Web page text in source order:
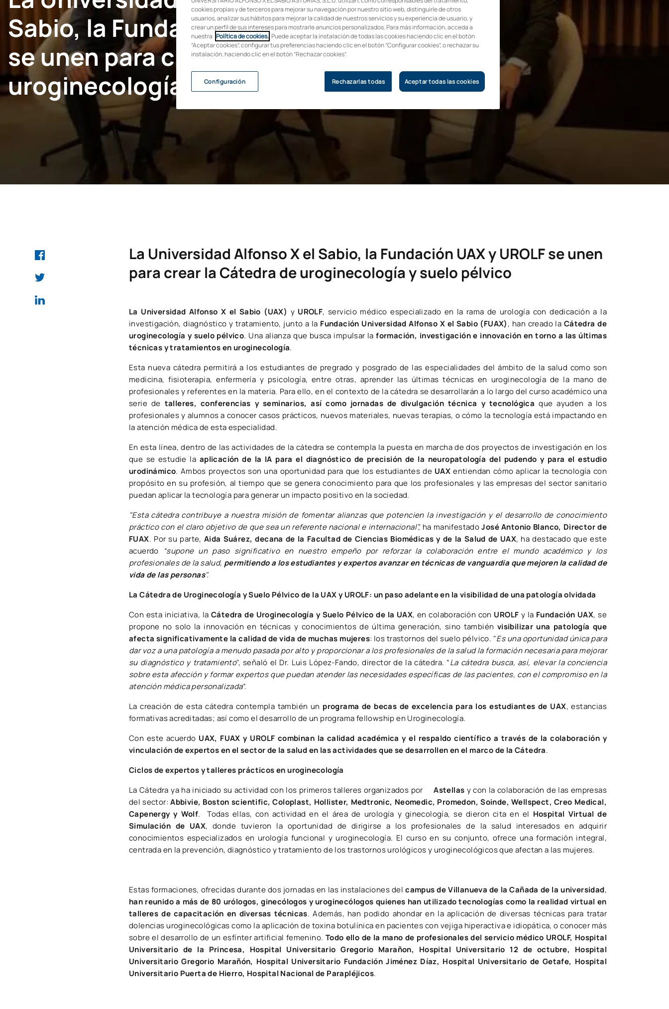
Sabio, la F​undación ​UAX y UROLF
se unen para crear la Cátedra de
uroginecología y suelo pélvico
La Universidad Alfonso X el Sabio, la F​undación ​UAX y UROLF se unen
para crear la Cátedra de uroginecología y suelo pélvico
La Universidad Alfonso X el Sabio (UAX) yUROLF, servicio médico especializado en la rama de urología con dedicación a la
investigación, diagnóstico y tratamiento, junto a la Fundación Universidad Alfonso X el Sabio (FUAX), han creado la Cátedra de
uroginecología y suelo pélvico. Una alianza que busca impulsar la formación, investigación e innovación en torno a las últimas
técnicas y tratamientos en uroginecología.
Esta nueva cátedra permitirá a los estudiantes de pregrado y posgrado de las especialidades del ámbito de la salud como son
medicina, fisioterapia, enfermería y psicología, entre otras, aprender las últimas técnicas en uroginecología de la mano de
profesionales y referentes en la materia. Para ello, en el contexto de la cátedra se desarrollarán a lo largo del curso académico una
serie de talleres, conferencias y seminarios, así como jornadas de divulgación técnica y tecnológica que ayuden a los
profesionales y alumnos a conocer casos prácticos, nuevos materiales, nuevas terapias, o cómo la tecnología está impactando en
la atención médica de esta especialidad.
En esta línea, dentro de las actividades de la cátedra se contempla la puesta en marcha de dos proyectos de investigación en los
que se estudie la aplicación de la IA para el diagnóstico de precisión de la neuropatología del pudendo y para el estudio
urodinámico. Ambos proyectos son una oportunidad para que los estudiantes de UAX entiendan cómo aplicar la tecnología con
propósito en su profesión, al tiempo que se genera conocimiento para que los profesionales y las empresas del sector sanitario
puedan aplicar la tecnología para generar un impacto positivo en la sociedad.
"Esta cátedra contribuye a nuestra misión de fomentar alianzas que potencien la investigación y el desarrollo de conocimiento
práctico con el claro objetivo de que sea un referente nacional e internacional”, ha manifestadoJosé Antonio Blanco, Director de
FUAX. Por su parte, Aida Suárez, decana de la Facultad de Ciencias Biomédicas y de la Salud de UAX, ha destacado que este
acuerdo
“supone un paso significativo en nuestro empeño por reforzar la colaboración entre el mundo académico y los
profesionales de la salud, permitiendo a los estudiantes y expertos avanzar en técnicas de vanguardia que mejoren la calidad de
vida de las personas".
La Cátedra de Uroginecología y Suelo Pélvico de la UAX y UROLF: un paso adelante en la visibilidad de una patología olvidada
Con esta iniciativa, la Cátedra de Uroginecología y Suelo Pélvico de la UAX, en colaboración con UROLF y la Fundación UAX, se
propone no solo la innovación en técnicas y conocimientos de última generación, sino también visibilizar una patología que
afecta significativamente la calidad de vida de muchas mujeres: los trastornos del suelo pélvico. "Es una oportunidad única para
dar voz a una patología a menudo pasada por alto y proporcionar a los profesionales de la salud la formación necesaria para mejorar
su diagnóstico y tratamiento", señaló el Dr. Luis López-Fando, director de la cátedra. “La cátedra busca, así, elevar la conciencia
sobre esta afección y formar expertos que puedan atender las necesidades específicas de las pacientes, con el compromiso en la
atención médica personalizada”.
La creación de esta cátedra contempla también un programa de becas de excelencia para los estudiantes de UAX, estancias
formativas acreditadas; así como el desarrollo de un programa fellowship en Uroginecología.
Con este acuerdo UAX​, FUAX​ y UROLF combinan la calidad académica y el respaldo científico a través de la colaboración y
vinculación de expertos en el sector de la salud en las actividades que se desarrollen en el marco de la Cátedra.
Ciclos de expertos y talleres prácticos en uroginecología
​​​La Cátedra ya ha iniciado su actividad con los primeros talleres organizados ​por​​​Astellas​ y con la colaboración de las empresas
del sector:Abbivie, Boston scientific, Coloplast, Hollister, Medtronic, Neomedic, Promedon, Soinde, Wellspect, Creo Medical,
Capenergy y Wolf. ​Todas ellas, con actividad en el área de urología y ginecología, se dieron cita en el Hospital Virtual de
Simulación de UAX, donde tuvieron la oportunidad de dirigirse a los profesionales de la salud interesados en adquirir
conocimientos especializados en urología funcional y uroginecología. El curso en su conjunto, ofrece una formación integral,
centrada en la prevención, diagnóstico y tratamiento de los trastornos urológicos y uroginecológicos que afectan a las mujeres.
Estas formaciones, ofrecidas durante dos jornadas en las instalaciones delcampus de Villanueva de la Cañada de la universidad,
han reunido a más de 80 urólogos, ginecólogos y uroginecólogos quienes han utilizado tecnologías como la realidad virtual en
talleres de capacitación en diversas técnicas. Además, han podido ahondar en la aplicación de diversas técnicas para tratar
dolencias uroginecológicas como la aplicación de toxina botulínica en pacientes con vejiga hiperactiva e idiopática, o conocer más
sobre el desarrollo de un esfínter artificial femenino. Todo ello de la mano de profesionales del servicio médico UROLF, Hospital
Universitario de la Princesa, Hospital Universitario Gregorio Marañon, Hospital Universitario 12 de octubre, Hospital
Universitario Gregorio Marañón, Hospital Universitario Fundación Jiménez Díaz, Hospital Universitario de Getafe, Hospital
Universitario Puerta de Hierro, Hospital Nacional de Parapléjicos.
cookies propias y de terceros para mejorar su navegación por nuestro sitio web, distinguirle de otros
usuarios, analizar sus hábitos para mejorar la calidad de nuestros servicios y su experiencia de usuario, y
crear un perfil de sus intereses para mostrarle anuncios personalizados. Para más información, acceda a
nuestra Política de cookies. . Puede aceptar la instalación de todas las cookies haciendo clic en el botón
“Aceptar cookies”, configurar tus preferencias haciendo clic en el botón “Configurar cookies”, o rechazar su
instalación, haciendo clic en el botón “Rechazar cookies”.
Rechazarlas todas Aceptar todas las cookies
Configuración